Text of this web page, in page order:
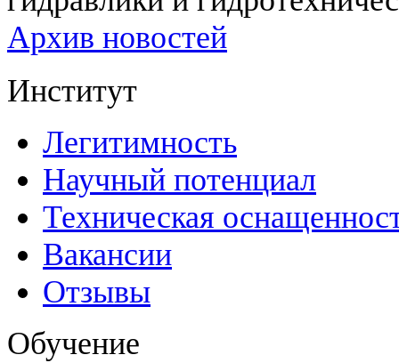
Архив новостей
Институт
Легитимность
Научный потенциал
Техническая
Вакансии
Отзывы
Обучение